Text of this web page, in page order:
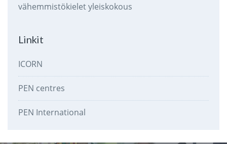
vähemmistökieletyleiskokous
Linkit
ICORN
PEN centres
PEN International